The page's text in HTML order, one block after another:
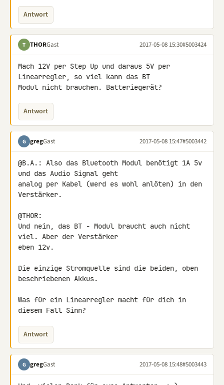
Antwort
T THORGast 2017-05-08 15:30#5003424
Mach 12V per Step Up und daraus 5V per
Linearregler, so viel kann das BT
Modul nicht brauchen. Batteriegerät?
Antwort
G gregGast 2017-05-08 15:47#5003442
@B.A.: Also das Bluetooth Modul benötigt 1A 5v
und das Audio Signal geht
analog per Kabel (werd es wohl anlöten) in den
Verstärker.
@THOR:
Und nein, das BT - Modul braucht auch nicht
viel. Aber der Verstärker
eben 12v.
Die einzige Stromquelle sind die beiden, oben
beschriebenen Akkus.
Was für ein Linearregler macht für dich in
diesem Fall Sinn?
Antwort
G gregGast 2017-05-08 15:48#5003443